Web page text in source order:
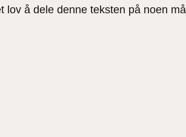
lov å dele denne teksten på noen